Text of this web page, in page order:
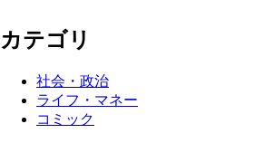
カテゴリ
社会・政治
ライフ・マネー
コミック